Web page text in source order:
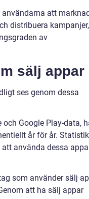
att
distribuera kampanjer,
av
sälj appar
ses genom dessa
Google Play-data,
år för år.
använda dessa
som använder sälj
att ha sälj appar